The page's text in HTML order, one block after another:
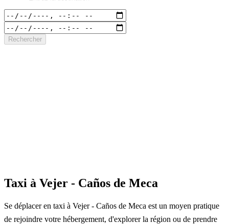
Rechercher
Taxi à Vejer - Caños de Meca
Se déplacer en taxi à Vejer - Caños de Meca est un moyen pratique
de rejoindre votre hébergement, d'explorer la région ou de prendre